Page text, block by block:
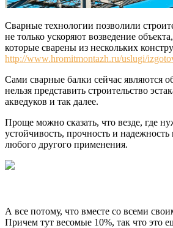
Сварные технологии позволили
не только ускоряют возведение
которые сварены из нескольких
http://www.hromitmontazh.ru/uslugi/
Сами сварные балки сейчас являются
нельзя представить строительство
акведуков и так далее.
Проще можно сказать, что везде, где
устойчивость, прочность и
любого другого применения.
А все потому, что вместе со всеми
Причем тут весомые 10%, так что это